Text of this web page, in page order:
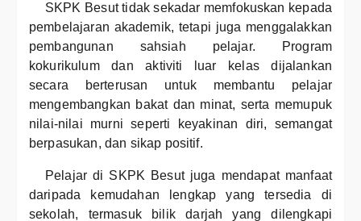
SKPK Besut tidak sekadar memfokuskan kepada
pembelajaran akademik, tetapi juga menggalakkan
pembangunan sahsiah pelajar. Program
kokurikulum dan aktiviti luar kelas dijalankan
secara berterusan untuk membantu pelajar
mengembangkan bakat dan minat, serta memupuk
nilai-nilai murni seperti keyakinan diri, semangat
berpasukan, dan sikap positif.
Pelajar di SKPK Besut juga mendapat manfaat
daripada kemudahan lengkap yang tersedia di
sekolah, termasuk bilik darjah yang dilengkapi